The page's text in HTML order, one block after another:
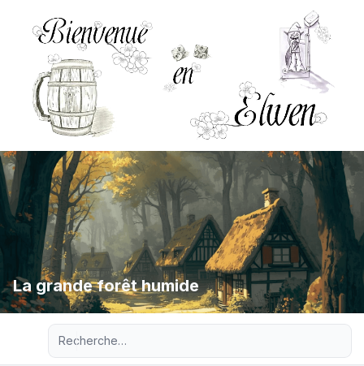
La grande forêt humide
Recherche avancée